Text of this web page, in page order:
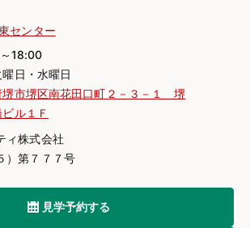
センター
18:00
日・水曜日
堺市堺区南花田口町２－３－１ 堺
ル１Ｆ
ィ株式会社
）第７７７号
見学予約する